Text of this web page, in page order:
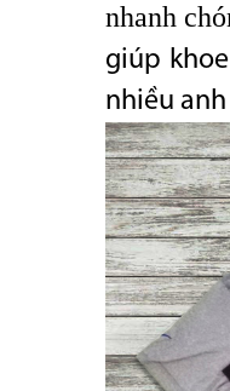
nhanh
giúp
nhiều